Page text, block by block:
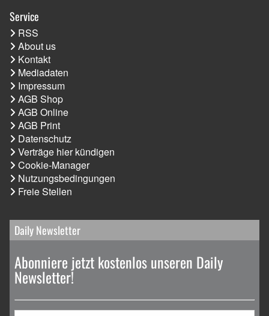
Service
RSS
About us
Kontakt
Mediadaten
Impressum
AGB Shop
AGB Online
AGB Print
Datenschutz
Verträge hier kündigen
Cookie-Manager
Nutzungsbedingungen
Freie Stellen
Daily Newsletter
Abonniere jetzt kostenlos unseren Daily
Newsletter!